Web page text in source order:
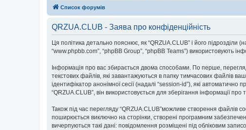
Список форумів
QRZUA.CLUB - Заява про конфіденційність
Ця політика детально пояснює, як “QRZUA.CLUB” і його підрозділи
“www.phpbb.com”, “phpBB Group”, “phpBB Teams”) використовують
Інформація про вас збирається двома способами. По перше,
текстових файлів, які завантажуються в папку тимчасових файлів
ідентифікатор анонімної сесії (надалі “session-id”), які
“QRZUA.CLUB”, він використовується для зберігання інформації
Також під час перегляду “QRZUA.CLUB”можливе створення файлів
поширюється виключно на сторінки, створені програмним
вичерпуються такі дані: повідомлення розміщені під обліковим